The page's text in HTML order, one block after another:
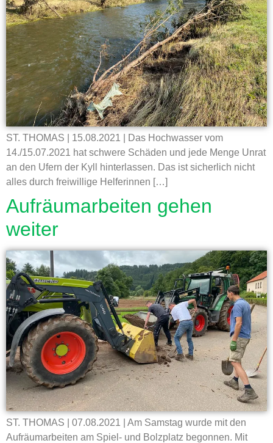
ST. THOMAS | 15.08.2021 | Das Hochwasser vom
14./15.07.2021 hat schwere Schäden und jede Menge Unrat
an den Ufern der Kyll hinterlassen. Das ist sicherlich nicht
alles durch freiwillige Helferinnen […]
Aufräumarbeiten gehen
weiter
ST. THOMAS | 07.08.2021 | Am Samstag wurde mit den
Aufräumarbeiten am Spiel- und Bolzplatz begonnen. Mit